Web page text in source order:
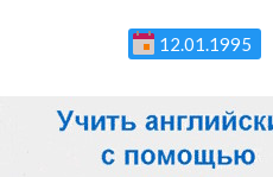
12.01.1995